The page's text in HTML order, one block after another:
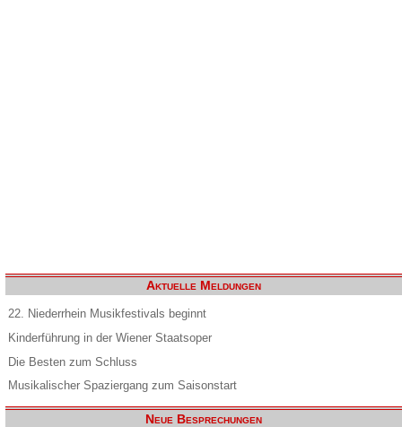
Aktuelle Meldungen
22. Niederrhein Musikfestivals beginnt
Kinderführung in der Wiener Staatsoper
Die Besten zum Schluss
Musikalischer Spaziergang zum Saisonstart
Neue Besprechungen